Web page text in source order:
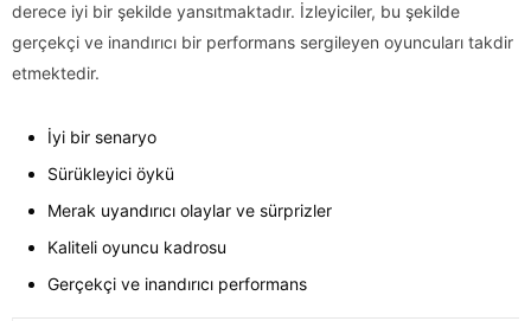
derece iyi bir şekilde yansıtmaktadır. İzleyiciler, bu şekilde
gerçekçi ve inandırıcı bir performans sergileyen oyuncuları takdir
etmektedir.
İyi bir senaryo
Sürükleyici öykü
Merak uyandırıcı olaylar ve sürprizler
Kaliteli oyuncu kadrosu
Gerçekçi ve inandırıcı performans